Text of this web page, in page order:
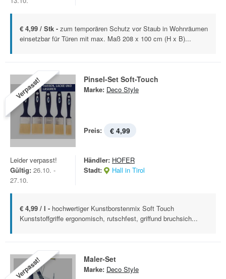
€ 4,99 / Stk - zum temporären Schutz vor Staub in Wohnräumen
einsetzbar für Türen mit max. Maß 208 x 100 cm (H x B)...
Verpasst! Pinsel-Set Soft-Touch
Marke: Deco Style
Preis: € 4,99
Leider verpasst!
Gültig: 26.10. -
27.10.
Händler: HOFER
Stadt:
Hall in Tirol
€ 4,99 / l - hochwertiger Kunstborstenmix Soft Touch
Kunststoffgriffe ergonomisch, rutschfest, griffund bruchsich...
Verpasst! Maler-Set
Marke: Deco Style